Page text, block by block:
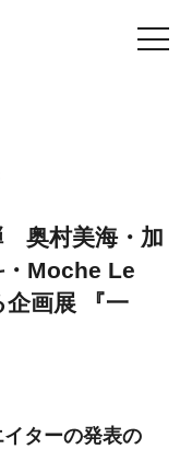
奥村美海・加
・Moche Le
画展 『一
ターの発表の